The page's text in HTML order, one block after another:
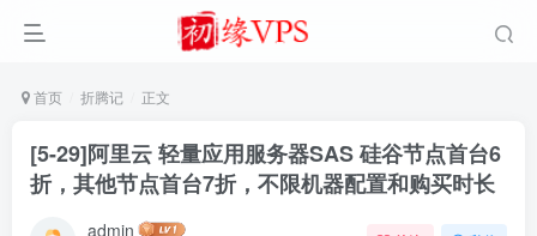
首页 折腾记 正文
[5-29]阿里云 轻量应用服务器SAS 硅谷节点首台6
折，其他节点首台7折，不限机器配置和购买时长
admin